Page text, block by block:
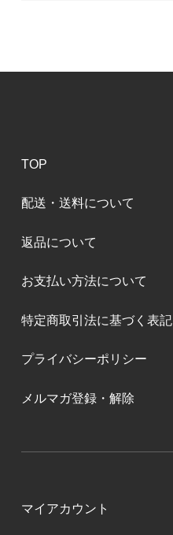
TOP
配送・送料について
返品について
お支払い方法について
特定商取引法に基づく表記
プライバシーポリシー
メルマガ登録・解除
マイアカウント